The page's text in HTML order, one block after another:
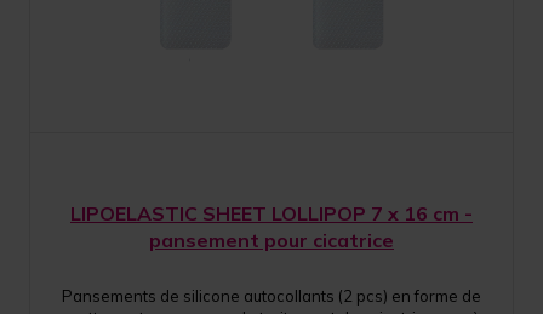
LIPOELASTIC SHEET LOLLIPOP 7 x 16 cm -
pansement pour cicatrice
Pansements de silicone autocollants (2 pcs) en forme de